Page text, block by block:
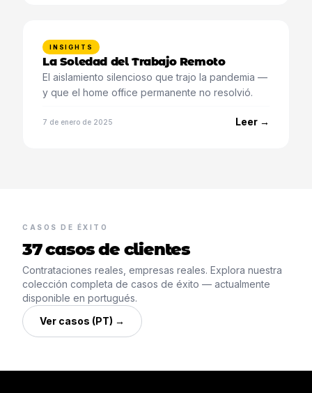
INSIGHTS
La Soledad del Trabajo Remoto
El aislamiento silencioso que trajo la pandemia —
y que el home office permanente no resolvió.
7 de enero de 2025 Leer →
CASOS DE ÉXITO
37 casos de clientes
Contrataciones reales, empresas reales. Explora nuestra
colección completa de casos de éxito — actualmente
disponible en portugués.
Ver casos (PT) →